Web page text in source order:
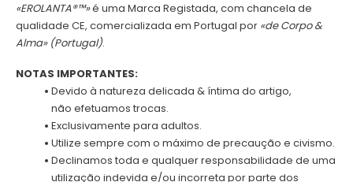
«EROLANTA®™»é uma Marca Registada, com chancela de
qualidade CE, comercializada em Portugal por «de Corpo &
Alma» (Portugal).
NOTAS IMPORTANTES:
• Devido à natureza delicada & íntima do artigo,
não efetuamos trocas.
• Exclusivamente para adultos.
• Utilize sempre com o máximo de precaução e civismo.
• Declinamos toda e qualquer responsabilidade de uma
utilização indevida e/ou incorreta por parte dos